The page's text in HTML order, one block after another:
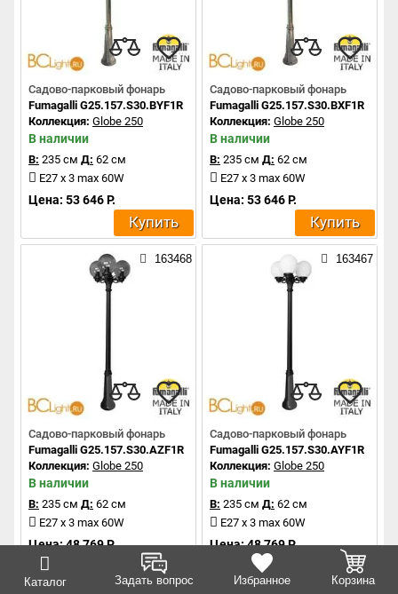
Каталог Задать вопрос Избранное Корзина
Садово-парковый фонарь
Fumagalli G25.157.S30.BYF1R
Коллекция: Globe 250
В наличии
В: 235 см Д: 62 см
E27 x 3 max 60W
Цена: 53 646 Р.
Купить
Садово-парковый фонарь
Fumagalli G25.157.S30.BXF1R
Коллекция: Globe 250
В наличии
В: 235 см Д: 62 см
E27 x 3 max 60W
Цена: 53 646 Р.
Купить
163468
Садово-парковый фонарь
Fumagalli G25.157.S30.AZF1R
Коллекция: Globe 250
В наличии
В: 235 см Д: 62 см
E27 x 3 max 60W
Цена: 48 769 Р.
Купить
163467
Садово-парковый фонарь
Fumagalli G25.157.S30.AYF1R
Коллекция: Globe 250
В наличии
В: 235 см Д: 62 см
E27 x 3 max 60W
Цена: 48 769 Р.
Купить